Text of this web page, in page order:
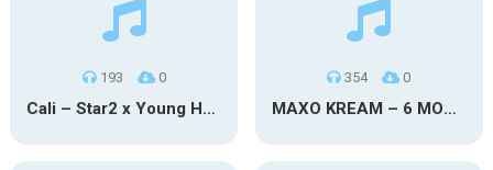
193 0
Cali – Star2 x Young Henny
354 0
MAXO KREAM – 6 MONTHS CLEAN